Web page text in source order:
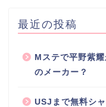
最近の投稿
Mステで平野紫
のメーカー？
USJまで無料シ